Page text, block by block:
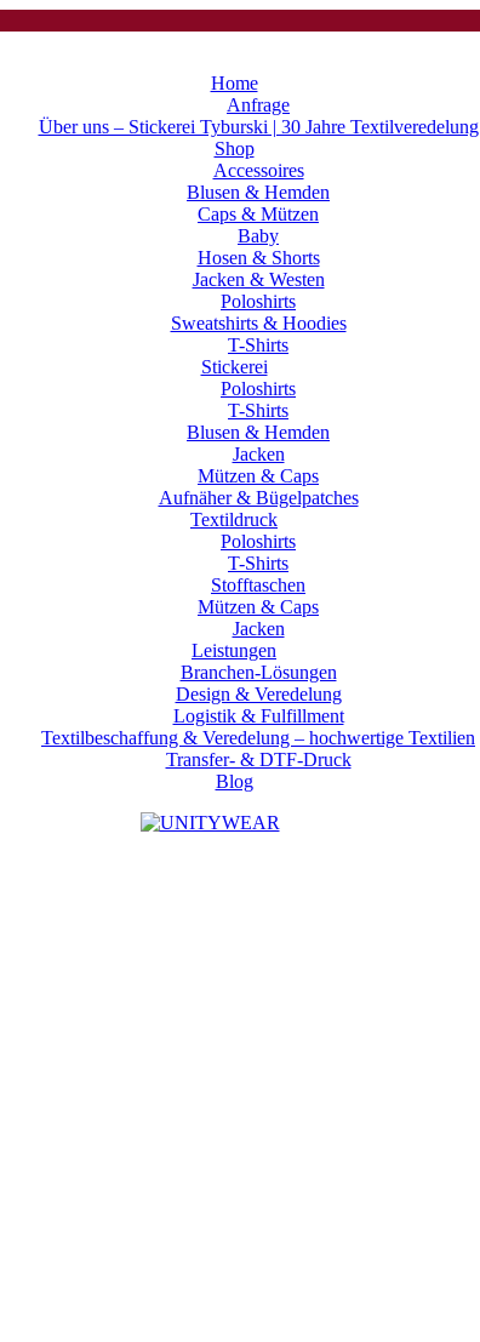
Home
Anfrage
Über uns – Stickerei Tyburski | 30 Jahre Textilveredelung
Shop
Accessoires
Blusen & Hemden
Caps & Mützen
Baby
Hosen & Shorts
Jacken & Westen
Poloshirts
Sweatshirts & Hoodies
T-Shirts
Stickerei
Poloshirts
T-Shirts
Blusen & Hemden
Jacken
Mützen & Caps
Aufnäher & Bügelpatches
Textildruck
Poloshirts
T-Shirts
Stofftaschen
Mützen & Caps
Jacken
Leistungen
Branchen-Lösungen
Design & Veredelung
Logistik & Fulfillment
Textilbeschaffung & Veredelung – hochwertige Textilien
Transfer- & DTF-Druck
Blog